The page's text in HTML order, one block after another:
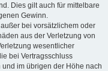
Dies gilt auch für mittelbare
Gewinn.
bei vorsätzlichem oder
aus der Verletzung von
wesentlicher
bei Vertragsschluss
im übrigen der Höhe nach